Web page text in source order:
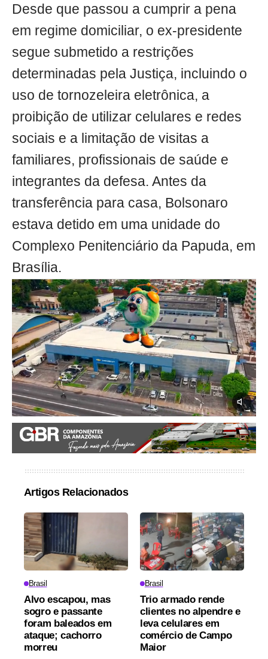
Desde que passou a cumprir a pena
em regime domiciliar, o ex-presidente
segue submetido a restrições
determinadas pela Justiça, incluindo o
uso de tornozeleira eletrônica, a
proibição de utilizar celulares e redes
sociais e a limitação de visitas a
familiares, profissionais de saúde e
integrantes da defesa. Antes da
transferência para casa, Bolsonaro
estava detido em uma unidade do
Complexo Penitenciário da Papuda, em
Brasília.
Artigos Relacionados
Brasil
Alvo escapou, mas
sogro e passante
foram baleados em
ataque; cachorro
morreu
Brasil
Trio armado rende
clientes no alpendre e
leva celulares em
comércio de Campo
Maior